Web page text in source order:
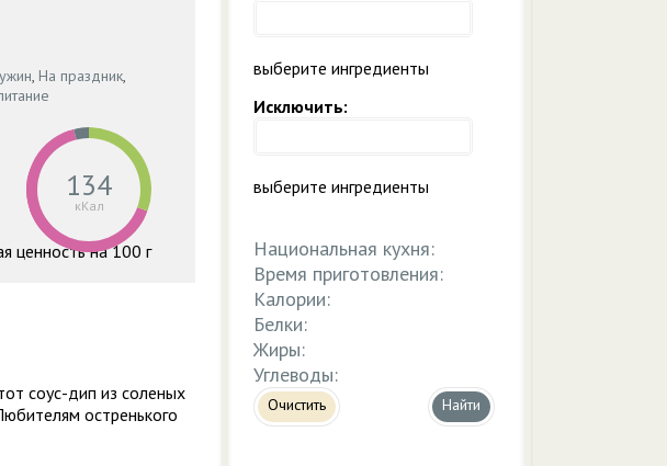
, На праздник,
134
кКал
ценность на 100 г
соус-дип из соленых
остренького
выберите ингредиенты
Исключить:
выберите ингредиенты
Национальная кухня:
Время приготовления:
Калории:
Белки:
Жиры:
Углеводы:
Очистить